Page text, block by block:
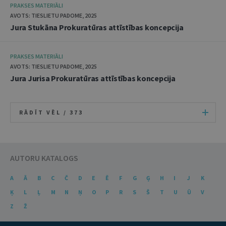
PRAKSES MATERIĀLI
AVOTS: TIESLIETU PADOME, 2025
Jura Stukāna Prokuratūras attīstības koncepcija
PRAKSES MATERIĀLI
AVOTS: TIESLIETU PADOME, 2025
Jura Jurisa Prokuratūras attīstības koncepcija
RĀDĪT VĒL / 373
AUTORU KATALOGS
A Ā B C Č D E Ē F G Ģ H I J
K
Ķ
L Ļ M N Ņ O P R S Š T U Ū
V
Z
Ž